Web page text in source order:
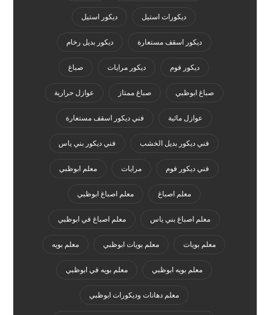
ديكورات استيل ديكور استيل
ديكور اسقف مستعارة ديكور بديل رخام
ديكور فوم ديكور مرايات صباغ
صباغ ابوظبي صباغ ممتاز عوازل حرارية
عوازل مائية فني ديكور اسقف مستعارة
فني ديكور بديل الخشب فني ديكور بني ياس
فني ديكور فوم مرايات معلم ابوظبي
معلم اصباغ معلم اصباغ ابوظبي
معلم اصباغ بني ياس معلم اصباغ في ابوظبي
معلم بويات معلم بويات ابوظبي معلم بويه
معلم بويه ابوظبي معلم بويه في ابوظبي
معلم دهانات وديكورات ابوظبي